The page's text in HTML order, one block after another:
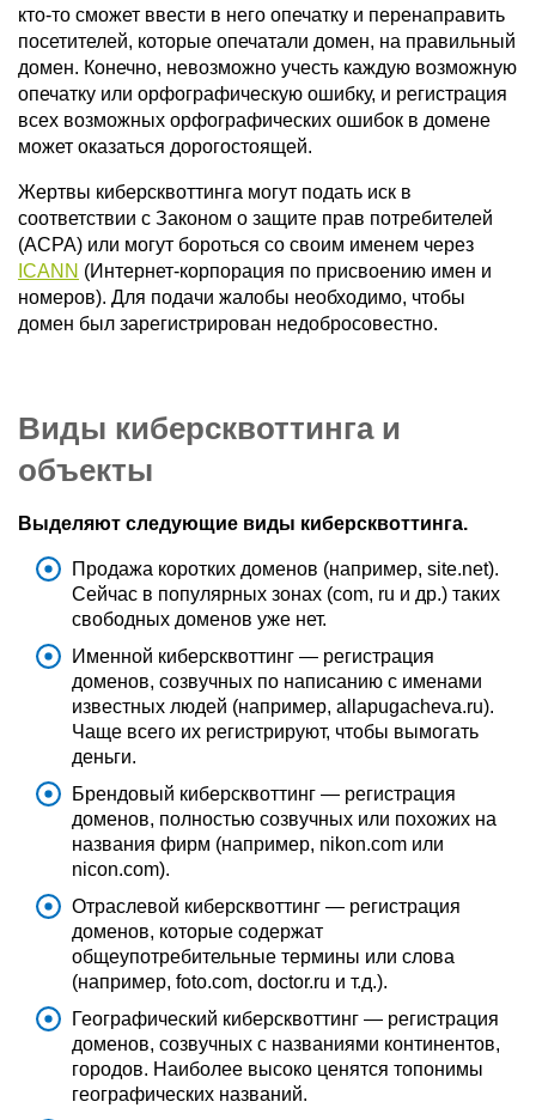
кто-то сможет ввести в него опечатку и перенаправить
посетителей, которые опечатали домен, на правильный
домен. Конечно, невозможно учесть каждую возможную
опечатку или орфографическую ошибку, и регистрация
всех возможных орфографических ошибок в домене
может оказаться дорогостоящей.
Жертвы киберсквоттинга могут подать иск в
соответствии с Законом о защите прав потребителей
(ACPA) или могут бороться со своим именем через
ICANN (Интернет-корпорация по присвоению имен и
номеров). Для подачи жалобы необходимо, чтобы
домен был зарегистрирован недобросовестно.
Виды киберсквоттинга и
объекты
Выделяют следующие виды киберсквоттинга.
Продажа коротких доменов (например, site.net).
Сейчас в популярных зонах (com, ru и др.) таких
свободных доменов уже нет.
Именной киберсквоттинг — регистрация
доменов, созвучных по написанию с именами
известных людей (например, allapugacheva.ru).
Чаще всего их регистрируют, чтобы вымогать
деньги.
Брендовый киберсквоттинг — регистрация
доменов, полностью созвучных или похожих на
названия фирм (например, nikon.com или
nicon.com).
Отраслевой киберсквоттинг — регистрация
доменов, которые содержат
общеупотребительные термины или слова
(например, foto.com, doctor.ru и т.д.).
Географический киберсквоттинг — регистрация
доменов, созвучных с названиями континентов,
городов. Наиболее высоко ценятся топонимы
географических названий.